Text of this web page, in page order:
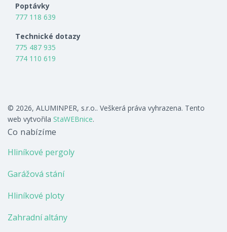
Poptávky
777 118 639
Technické dotazy
775 487 935
774 110 619
© 2026, ALUMINPER, s.r.o.. Veškerá práva vyhrazena. Tento
web vytvořila StaWEBnice.
Co nabízíme
Hliníkové pergoly
Garážová stání
Hliníkové ploty
Zahradní altány